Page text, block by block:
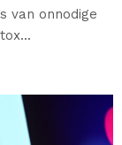
van onnodige